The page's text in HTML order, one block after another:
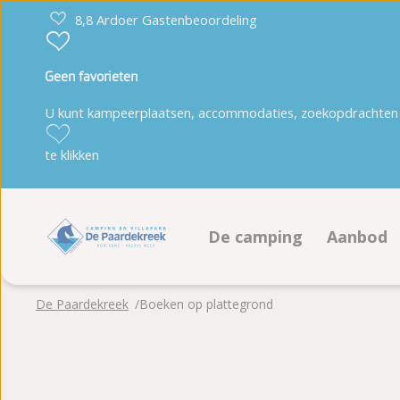
8,8 Ardoer Gastenbeoordeling
Geen favorieten
U kunt kampeerplaatsen, accommodaties,
te klikken
De camping
Faciliteiten
Animatieprogramma
Aanbod
De Paardekreek Boeken op plattegrond